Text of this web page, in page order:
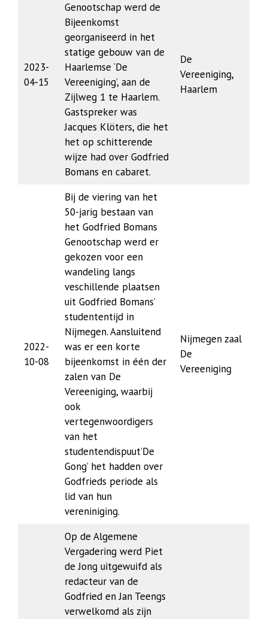
2023-
04-15
Genootschap werd de
Bijeenkomst
georganiseerd in het
statige gebouw van de
Haarlemse ‘De
Vereeniging’, aan de
Zijlweg 1 te Haarlem.
Gastspreker was
Jacques Klöters, die het
het op schitterende
wijze had over Godfried
Bomans en cabaret.
De
Vereeniging,
Haarlem
2022-
10-08
Bij de viering van het
50-jarig bestaan van
het Godfried Bomans
Genootschap werd er
gekozen voor een
wandeling langs
veschillende plaatsen
uit Godfried Bomans’
studententijd in
Nijmegen. Aansluitend
was er een korte
bijeenkomst in één der
zalen van De
Vereeniging, waarbij
ook
vertegenwoordigers
van het
studentendispuut’De
Gong’ het hadden over
Godfrieds periode als
lid van hun
vereniniging.
Nijmegen zaal
De
Vereeniging
Op de Algemene
Vergadering werd Piet
de Jong uitgewuifd als
redacteur van de
Godfried en Jan Teengs
verwelkomd als zijn